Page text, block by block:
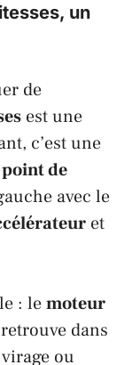
un
de
est une
c’est une
point de
avec le
et
: lemoteur
dans
ou